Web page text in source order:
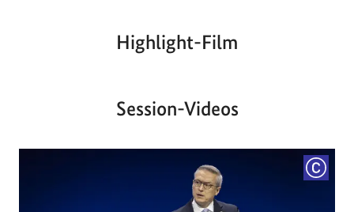
Highlight-Film
Aktueller
00:00| 00:00
Session-Videos